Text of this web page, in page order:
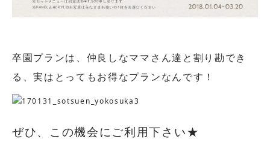
卒園プランは、仲良しなママさん達と割り勘でき
る、実はとってもお得なプランなんです！
ぜひ、この機会にご利用下さい★